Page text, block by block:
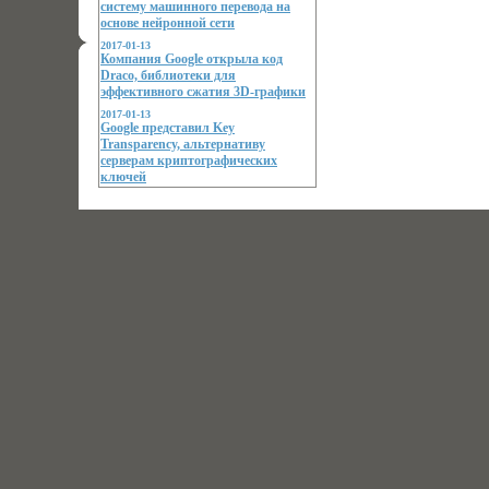
систему машинного перевода на
основе нейронной сети
2017-01-13
Компания Google открыла код
Draco, библиотеки для
эффективного сжатия 3D-графики
2017-01-13
Google представил Key
Transparency, альтернативу
серверам криптографических
ключей